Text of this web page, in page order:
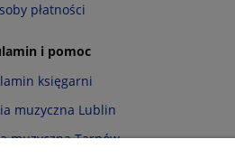
płatności
i pomoc
księgarni
muzyczna Lublin
muzyczna Tarnów